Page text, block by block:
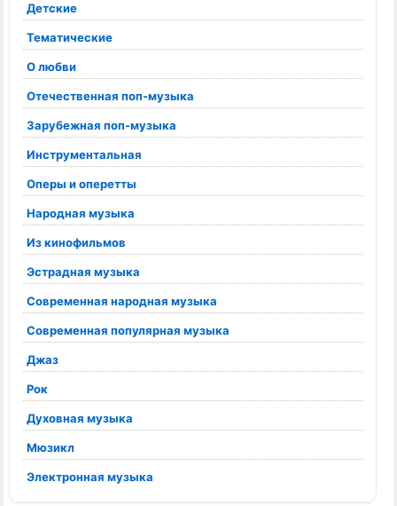
Детские
Тематические
О любви
Отечественная поп-музыка
Зарубежная поп-музыка
Инструментальная
Оперы и оперетты
Народная музыка
Из кинофильмов
Эстрадная музыка
Современная народная музыка
Современная популярная музыка
Джаз
Рок
Духовная музыка
Мюзикл
Электронная музыка